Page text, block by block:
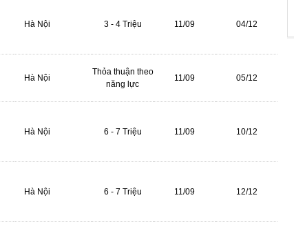
Hà Nội 3 - 4 Triệu 11/09 04/12
Hà Nội
Thỏa thuận theo
năng lực
11/09 05/12
Hà Nội 6 - 7 Triệu 11/09 10/12
Hà Nội 6 - 7 Triệu 11/09 12/12